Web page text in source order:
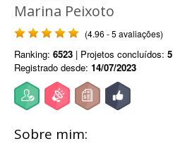
Marina Peixoto
(4.96 - 5 avaliações)
Ranking: 6523 | Projetos concluídos: 5
Registrado desde: 14/07/2023
Sobre mim: